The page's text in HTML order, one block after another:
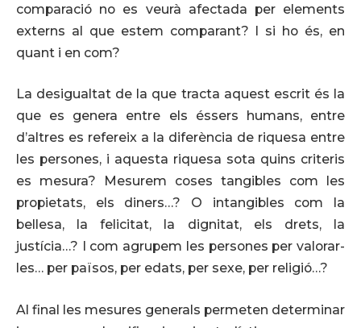
comparació no es veurà afectada per elements
externs al que estem comparant? I si ho és, en
quant i en com?
La desigualtat de la que tracta aquest escrit és la
que es genera entre els éssers humans, entre
d’altres es refereix a la diferència de riquesa entre
les persones, i aquesta riquesa sota quins criteris
es mesura? Mesurem coses tangibles com les
propietats, els diners…? O intangibles com la
bellesa, la felicitat, la dignitat, els drets, la
justícia…? I com agrupem les persones per valorar-
les… per països, per edats, per sexe, per religió…?
Al final les mesures generals permeten determinar